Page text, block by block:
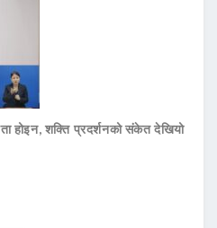
होइन, शक्ति प्रदर्शनको संकेत देखियो